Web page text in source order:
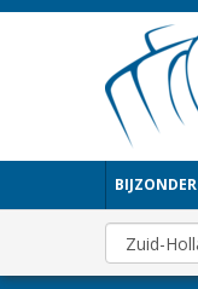
BIJZONDER